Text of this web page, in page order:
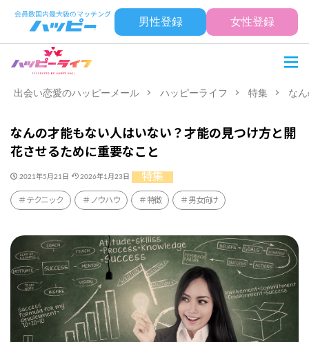
男性登録 女性登録
出会い恋愛のハッピーメール ハッピーライフ 特集 な
なんの才能もない人はいない？才能の見つけ方と開
花させるために重要なこと
2021年5月21日 2026年1月23日 特集
テクニック ノウハウ 特徴 男女向け